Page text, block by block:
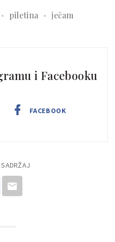
piletina ječam
i Facebooku
FACEBOOK